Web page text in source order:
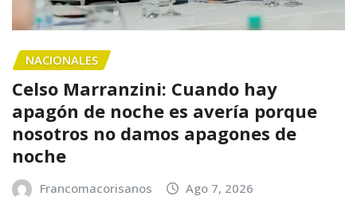
NACIONALES
Celso Marranzini: Cuando hay
apagón de noche es avería porque
nosotros no damos apagones de
noche
Francomacorisanos Ago 7, 2026